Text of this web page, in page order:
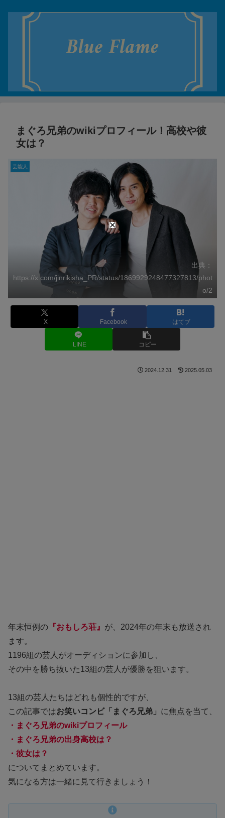
まぐろ兄弟のwikiプロフィール！高校や彼
女は？
芸能人
出典：
https://x.com/jinrikisha_PR/status/1869929248477327813/phot
o/2
X Facebook はてブ
LINE コピー
2024.12.31 2025.05.03
年末恒例の 『おもしろ荘』 が、2024年の年末も放送され
ます。
1196組の芸人がオーディションに参加し、
その中を勝ち抜いた13組の芸人が優勝を狙います。
13組の芸人たちはどれも個性的ですが、
この記事ではお笑いコンビ「まぐろ兄弟」 に焦点を当て、
・まぐろ兄弟のwikiプロフィール
・まぐろ兄弟の出身高校は？
・彼女は？
についてまとめています。
気になる方は一緒に見て行きましょう！